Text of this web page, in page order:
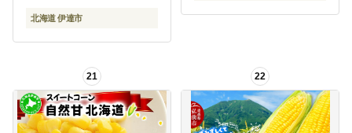
北海道 伊達市
21 22